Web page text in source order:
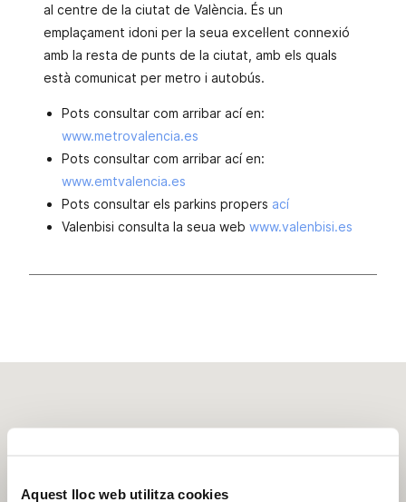
Aquest lloc web utilitza cookies
al centre de la ciutat de València. És un
emplaçament idoni per la seua excel·lent connexió
amb la resta de punts de la ciutat, amb els quals
està comunicat per metro i autobús.
Pots consultar com arribar ací en:
www.metrovalencia.es
Pots consultar com arribar ací en:
www.emtvalencia.es
Pots consultar els parkins propers ací
Valenbisi consulta la seua web www.valenbisi.es